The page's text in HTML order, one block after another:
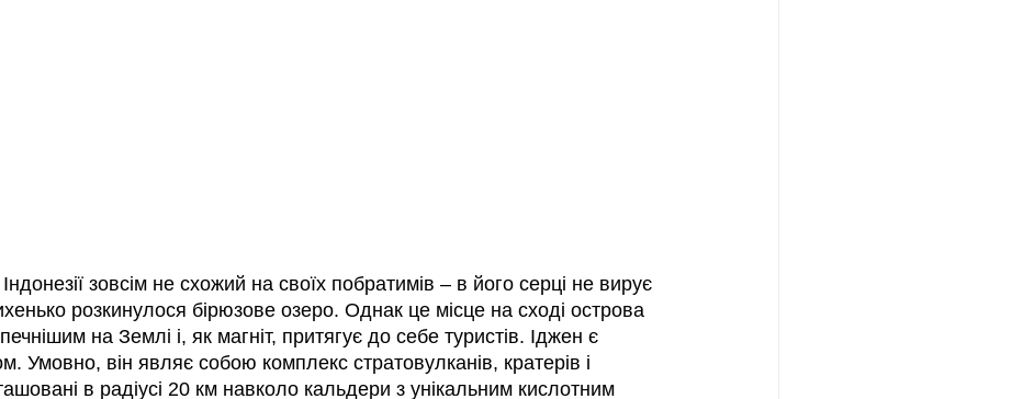
зовсім не схожий на своїх побратимів – в його серці не вирує
розкинулося бірюзове озеро. Однак це місце на сході острова
на Землі і, як магніт, притягує до себе туристів. Іджен є
Умовно, він являє собою комплекс стратовулканів, кратерів і
в радіусі 20 км навколо кальдери з унікальним кислотним